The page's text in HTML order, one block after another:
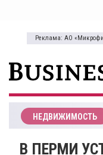
Реклама: АО
НЕДВИЖИМОСТЬ
В ПЕРМИ